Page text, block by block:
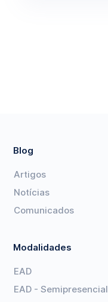
Blog
Artigos
Notícias
Comunicados
Modalidades
EAD
EAD - Semipresencial